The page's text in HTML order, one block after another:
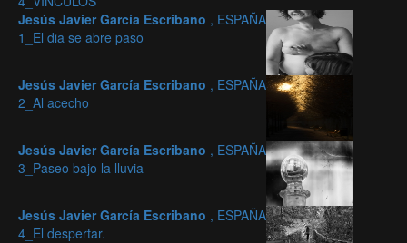
Jesús Javier García Escribano , ESPAÑA
1_El dia se abre paso
Jesús Javier García Escribano , ESPAÑA
2_Al acecho
Jesús Javier García Escribano , ESPAÑA
3_Paseo bajo la lluvia
Jesús Javier García Escribano , ESPAÑA
4_El despertar.